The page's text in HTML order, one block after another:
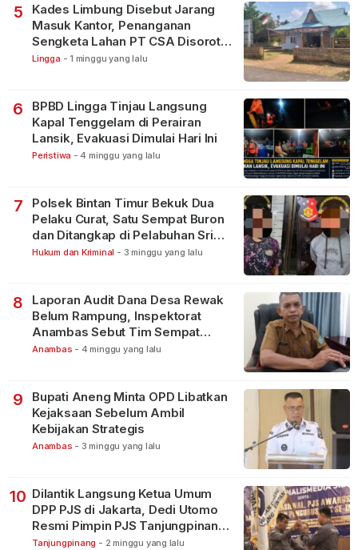
5
Kades Limbung Disebut Jarang
Masuk Kantor, Penanganan
Sengketa Lahan PT CSA Disorot
Warga
Lingga - 1 minggu yang lalu
6
BPBD Lingga Tinjau Langsung
Kapal Tenggelam di Perairan
Lansik, Evakuasi Dimulai Hari Ini
Peristiwa - 4 minggu yang lalu
7
Polsek Bintan Timur Bekuk Dua
Pelaku Curat, Satu Sempat Buron
dan Ditangkap di Pelabuhan Sri
Bintan Pura
Hukum dan Kriminal - 3 minggu yang lalu
8
Laporan Audit Dana Desa Rewak
Belum Rampung, Inspektorat
Anambas Sebut Tim Sempat
Terbagi Tangani Kasus Lain
Anambas - 4 minggu yang lalu
9
Bupati Aneng Minta OPD Libatkan
Kejaksaan Sebelum Ambil
Kebijakan Strategis
Anambas - 3 minggu yang lalu
10 Dilantik Langsung Ketua Umum
DPP PJS di Jakarta, Dedi Utomo
Resmi Pimpin PJS Tanjungpinang-
Bintan
Tanjungpinang - 2 minggu yang lalu